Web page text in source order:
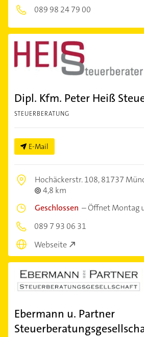
089 98 24 79 00
Dipl. Kfm. Peter Heiß
STEUERBERATUNG
E-Mail
Hochäckerstr. 108,81737
4,8 km
Geschlossen –Öffnet Montag
089 7 93 06 31
Webseite
Ebermann u. Partner